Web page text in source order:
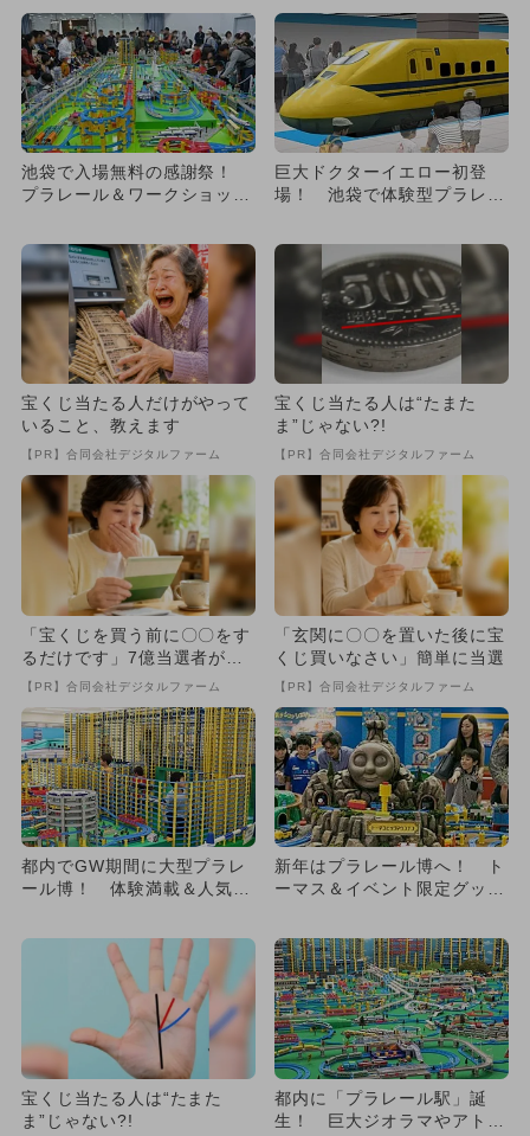
池袋で入場無料の感謝祭！
プラレール＆ワークショップ
巨大ドクターイエロー初登
場！ 池袋で体験型プラレー
宝くじ当たる人だけがやって
いること、教えます
【PR】合同会社デジタルファーム
宝くじ当たる人は“たまた
ま”じゃない?!
【PR】合同会社デジタルファーム
「宝くじを買う前に〇〇をす
るだけです」7億当選者が続
出
【PR】合同会社デジタルファーム
「玄関に〇〇を置いた後に宝
くじ買いなさい」簡単に当選
【PR】合同会社デジタルファーム
都内でGW期間に大型プラレ
ール博！ 体験満載＆人気キ
新年はプラレール博へ！ ト
ーマス＆イベント限定グッズ
宝くじ当たる人は“たまた
ま”じゃない?!
都内に「プラレール駅」誕
生！ 巨大ジオラマやアトラ